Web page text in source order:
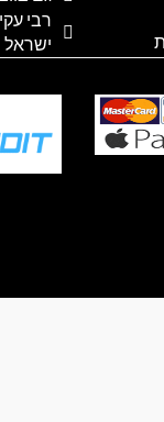
ישראל